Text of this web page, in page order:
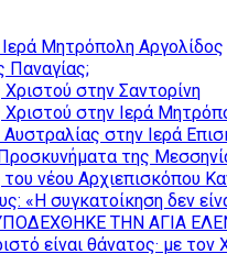
Μητρόπολη Αργολίδος
Παναγίας;
στην Σαντορίνη
στην Ιερά
στην Ιερά
της
νέου Αρχιεπισκόπου
«Η συγκατοίκηση δεν
ΤΗΝ ΑΓΙΑ
είναι θάνατος· με τον